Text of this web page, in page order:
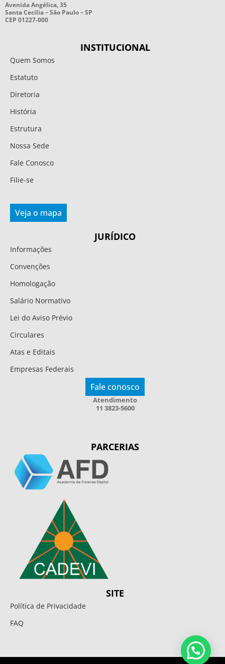
Avenida Angélica, 35
Santa Cecília – São Paulo – SP
CEP 01227-000
INSTITUCIONAL
Quem Somos
Estatuto
Diretoria
História
Estrutura
Nossa Sede
Fale Conosco
Filie-se
Veja o mapa
JURÍDICO
Informações
Convenções
Homologação
Salário Normativo
Lei do Aviso Prévio
Circulares
Atas e Editais
Empresas Federais
Fale conosco
Atendimento
11 3823-5600
PARCERIAS
SITE
Política de Privacidade
FAQ